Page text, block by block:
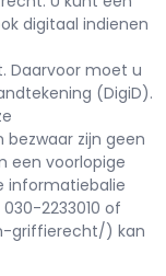
digitaal indienen
Daarvoor moet u
(DigiD).
bezwaar zijn geen
een voorlopige
informatiebalie
2233010 of
griffierecht/) kan